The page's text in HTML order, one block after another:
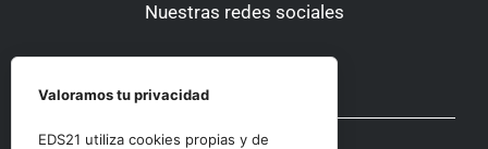
Nuestras redes sociales
Otras secciones
Valoramos tu privacidad
EDS21 utiliza cookies propias y de